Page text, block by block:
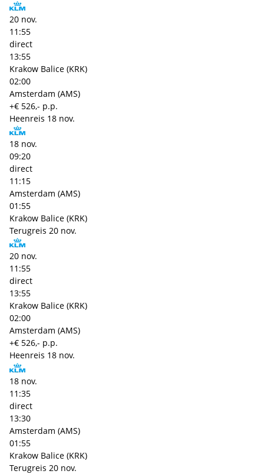
20 nov.
11:55
direct
13:55
Krakow Balice (KRK)
02:00
Amsterdam (AMS)
+€ 526,- p.p.
Heenreis 18 nov.
18 nov.
09:20
direct
11:15
Amsterdam (AMS)
01:55
Krakow Balice (KRK)
Terugreis 20 nov.
20 nov.
11:55
direct
13:55
Krakow Balice (KRK)
02:00
Amsterdam (AMS)
+€ 526,- p.p.
Heenreis 18 nov.
18 nov.
11:35
direct
13:30
Amsterdam (AMS)
01:55
Krakow Balice (KRK)
Terugreis 20 nov.